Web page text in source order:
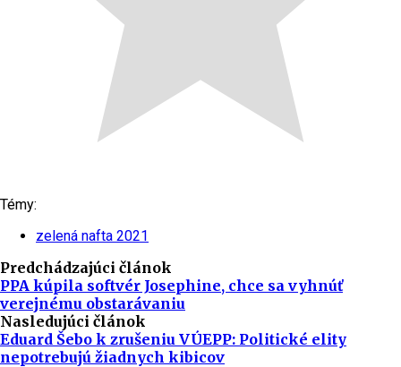
Témy:
zelená nafta 2021
Predchádzajúci článok
PPA kúpila softvér Josephine, chce sa vyhnúť
verejnému obstarávaniu
Nasledujúci článok
Eduard Šebo k zrušeniu VÚEPP: Politické elity
nepotrebujú žiadnych kibicov